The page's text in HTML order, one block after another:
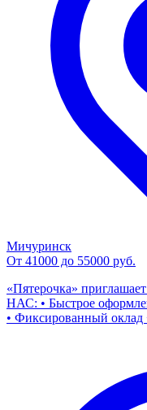
Мичуринск
От 41000 до 55000 руб.
«Пятерочка»
НАС: • Быстрое
• Фиксированный